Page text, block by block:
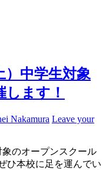
）中学生対象
ます！
Nakamura Leave your
のオープンスクール
ひ本校に足を運んでい